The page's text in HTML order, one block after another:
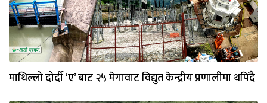
माथिल्लो दोर्दी ‘ए’ बाट २५ मेगावाट विद्युत केन्द्रीय प्रणालीमा थपिँदै